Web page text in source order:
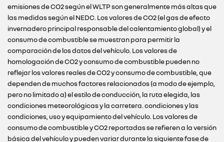
emisiones de CO2 según el WLTP son generalmente más altas que
las medidas según el NEDC. Los valores de CO2 (el gas de efecto
invernadero principal responsable del calentamiento global) y el
consumo de combustible se muestran para permitir la
comparación de los datos del vehículo. Los valores de
homologación de CO2 y consumo de combustible pueden no
reflejar los valores reales de CO2 y consumo de combustible, que
dependen de muchos factores relacionados (a modo de ejemplo,
pero no limitado a) el estilo de conducción, la ruta elegida, las
condiciones meteorológicas y la carretera. condiciones y las
condiciones, uso y equipamiento del vehículo. Los valores de
consumo de combustible y CO2 reportadas se refieren a la versión
básica del vehículo y pueden variar durante la siguiente fase de